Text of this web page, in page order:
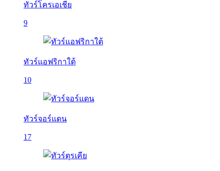
ทัวร์โครเอเชีย
9
ทัวร์แอฟริกาใต้
10
ทัวร์จอร์แดน
17